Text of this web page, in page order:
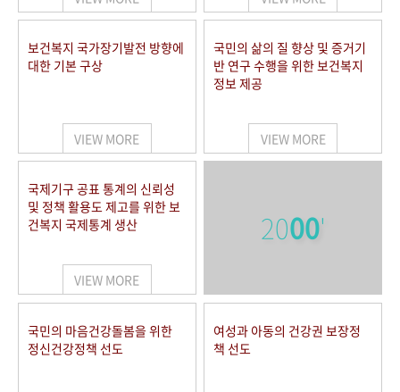
보건복지 국가장기발전 방향에
대한 기본 구상
VIEW MORE
국민의 삶의 질 향상 및 증거기
반 연구 수행을 위한 보건복지
정보 제공
VIEW MORE
국제기구 공표 통계의 신뢰성
및 정책 활용도 제고를 위한 보
건복지 국제통계 생산
VIEW MORE
2000'
국민의 마음건강돌봄을 위한
정신건강정책 선도
여성과 아동의 건강권 보장정
책 선도